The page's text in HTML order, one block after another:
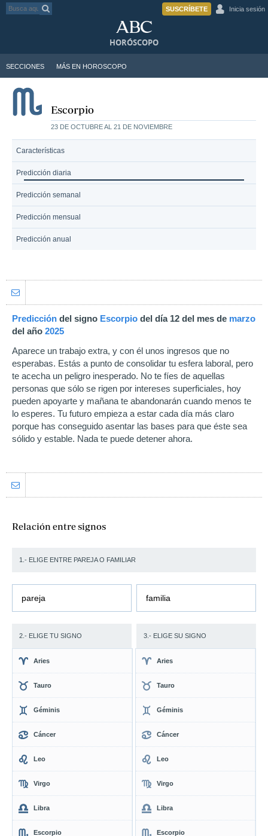
SUSCRÍBETE Inicia sesión
SECCIONES MÁS EN HOROSCOPO
HORÓSCOPO
Escorpio
23 DE OCTUBRE AL 21 DE NOVIEMBRE
Características
Predicción diaria
Predicción semanal
Predicción mensual
Predicción anual
Predicción del signo Escorpio del día 12 del mes de marzo
del año 2025
Aparece un trabajo extra, y con él unos ingresos que no
esperabas. Estás a punto de consolidar tu esfera laboral, pero
te acecha un peligro inesperado. No te fíes de aquellas
personas que sólo se rigen por intereses superficiales, hoy
pueden apoyarte y mañana te abandonarán cuando menos te
lo esperes. Tu futuro empieza a estar cada día más claro
porque has conseguido asentar las bases para que éste sea
sólido y estable. Nada te puede detener ahora.
Relación entre signos
1.- ELIGE ENTRE PAREJA O FAMILIAR
pareja familia
2.- ELIGE TU SIGNO 3.- ELIGE SU SIGNO
Aries
Tauro
Géminis
Cáncer
Leo
Virgo
Libra
Escorpio
Aries
Tauro
Géminis
Cáncer
Leo
Virgo
Libra
Escorpio